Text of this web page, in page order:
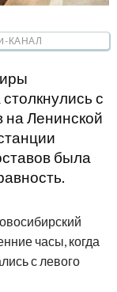
КАНАЛ
с
на Ленинской
была
часы, когда
с левого